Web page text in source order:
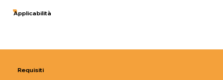
Applicabilità
Requisiti